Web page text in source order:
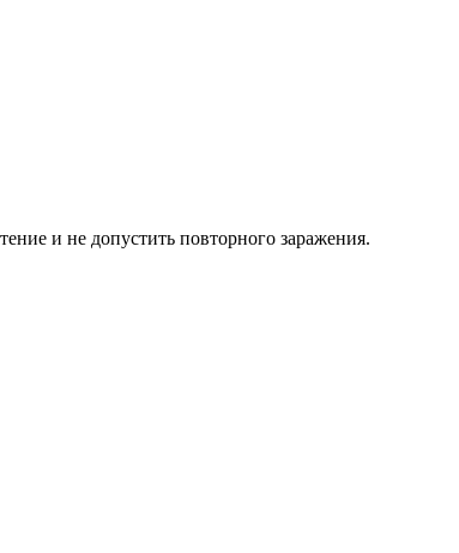
и не допустить повторного заражения.